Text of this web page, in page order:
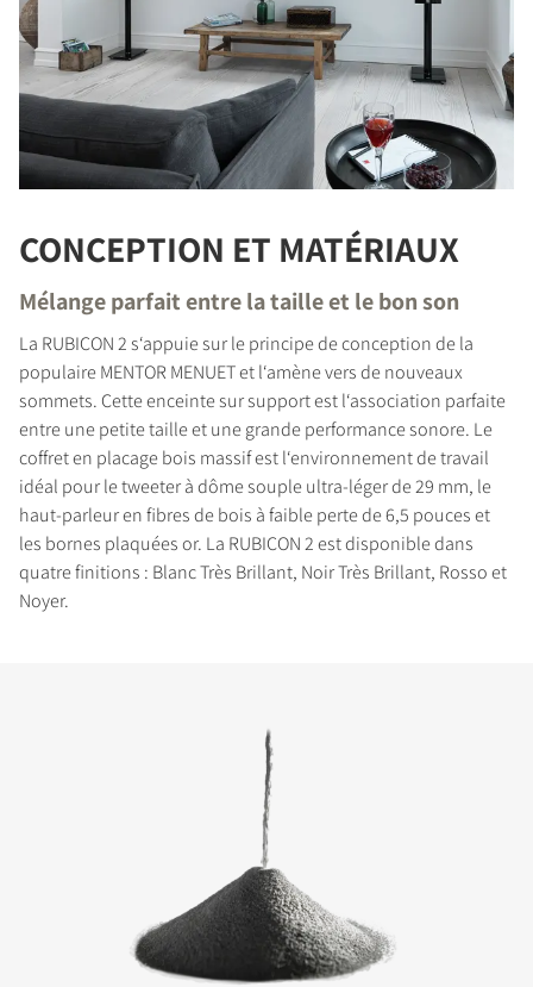
CONCEPTION ET MATÉRIAUX
Mélange parfait entre la taille et le bon son
La RUBICON 2 s‘appuie sur le principe de conception de la
populaire MENTOR MENUET et l‘amène vers de nouveaux
sommets. Cette enceinte sur support est l‘association parfaite
entre une petite taille et une grande performance sonore. Le
coffret en placage bois massif est l‘environnement de travail
idéal pour le tweeter à dôme souple ultra-léger de 29 mm, le
haut-parleur en fibres de bois à faible perte de 6,5 pouces et
les bornes plaquées or. La RUBICON 2 est disponible dans
quatre finitions : Blanc Très Brillant, Noir Très Brillant, Rosso et
Noyer.